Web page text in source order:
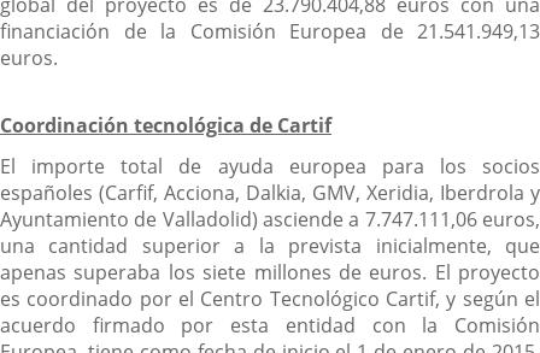
financiación de la Comisión Europea de 21.541.949,13
euros.
Coordinación tecnológica de Cartif
El importe total de ayuda europea para los socios
españoles (Carfif, Acciona, Dalkia, GMV, Xeridia, Iberdrola y
Ayuntamiento de Valladolid) asciende a 7.747.111,06 euros,
una cantidad superior a la prevista inicialmente, que
apenas superaba los siete millones de euros. El proyecto
es coordinado por el Centro Tecnológico Cartif, y según el
acuerdo firmado por esta entidad con la Comisión